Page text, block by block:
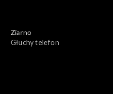
Ziarno
Głuchy telefon